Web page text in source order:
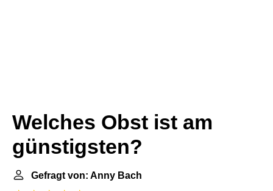
Welches Obst ist am
günstigsten?
Gefragt von: Anny Bach